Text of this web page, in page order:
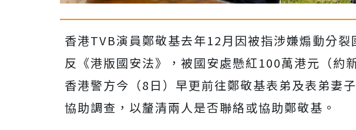
香港TVB演員鄭敬基去年12月因被指涉嫌煽動分
反《港版國安法》，被國安處懸紅100萬港元（約
香港警方今（8日）早更前往鄭敬基表弟及表弟妻
協助調查，以釐清兩人是否聯絡或協助鄭敬基。